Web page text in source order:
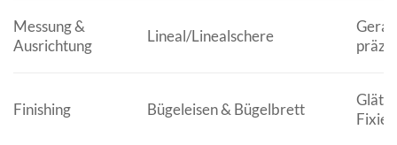
Messung &
Ausrichtung
Lineal/Linealschere
Finishing Bügeleisen & Bügelbrett